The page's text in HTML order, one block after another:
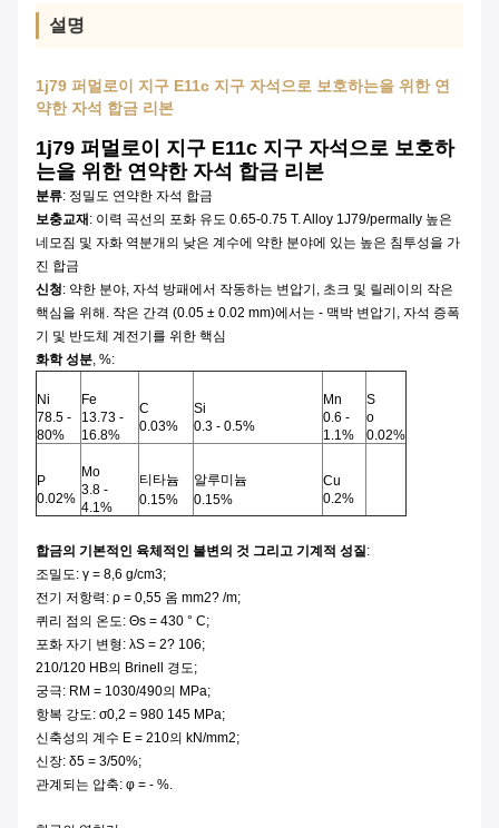
설명
1j79 퍼멀로이 지구 E11c 지구 자석으로 보호하는을 위한 연
약한 자석 합금 리본
1j79 퍼멀로이 지구 E11c 지구 자석으로 보호하
는을 위한 연약한 자석 합금 리본
분류: 정밀도 연약한 자석 합금
보충교재 : 이력 곡선의 포화 유도 0.65-0.75 T. Alloy 1J79/permally 높은
네모짐 및 자화 역분개의 낮은 계수에 약한 분야에 있는 높은 침투성을 가
진 합금
신청: 약한 분야, 자석 방패에서 작동하는 변압기, 초크 및 릴레이의 작은
핵심을 위해. 작은 간격 (0.05 ± 0.02 mm)에서는 - 맥박 변압기, 자석 증폭
기 및 반도체 계전기를 위한 핵심
화학 성분, %:
Ni
78.5 -
80%
Fe
13.73 -
16.8%
C
0.03%
Si
0.3 - 0.5%
Mn
0.6 -
1.1%
S
o
0.02%
P
0.02%
Mo
3.8 -
4.1%
티타늄
0.15%
알루미늄
0.15%
Cu
0.2%
합금의 기본적인 육체적인 불변의 것 그리고 기계적 성질:
조밀도: γ = 8,6 g/cm3;
전기 저항력: ρ = 0,55 옴 mm2? /m;
퀴리 점의 온도: Θs = 430 ° C;
포화 자기 변형: λS = 2? 106;
210/120 HB의 Brinell 경도;
궁극: RM = 1030/490의 MPa;
항복 강도: σ0,2 = 980 145 MPa;
신축성의 계수 E = 210의 kN/mm2;
신장: δ5 = 3/50%;
관계되는 압축: φ = - %.